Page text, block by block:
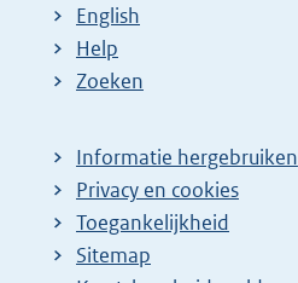
English
Help
Zoeken
Informatie hergebruiken
Privacy en cookies
Toegankelijkheid
Sitemap